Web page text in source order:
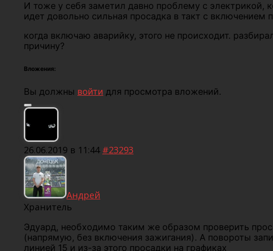
И тоже у себя заметил давно проблему с электрикой,
идет довольно сильная просадка в такт с включением
когда включаю аварийку, этого не происходит.
причину?
Вложения:
Вы должны войти для просмотра вложений.
26.06.2019 в 11:44 #23293
Андрей
Хранитель
Эдуард, необходимо таким же образом проверить
(напрямую, без включения зажигания). А повороты
линией 15 и из-за этого просадки на графиках